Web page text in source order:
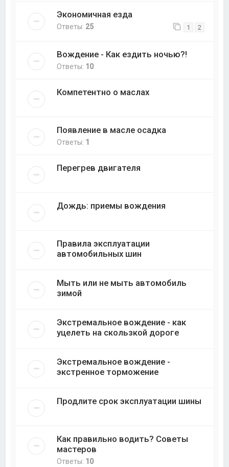
Экономичная езда
Ответы: 25 1 2
Вождение - Как ездить ночью?!
Ответы: 10
Компетентно о маслах
Появление в масле осадка
Ответы: 1
Перегрев двигателя
Дождь: приемы вождения
Правила эксплуатации
автомобильных шин
Мыть или не мыть автомобиль
зимой
Экстремальное вождение - как
уцелеть на скользкой дороге
Экстремальное вождение -
экстренное торможение
Продлите срок эксплуатации шины
Как правильно водить? Советы
мастеров
Ответы: 10